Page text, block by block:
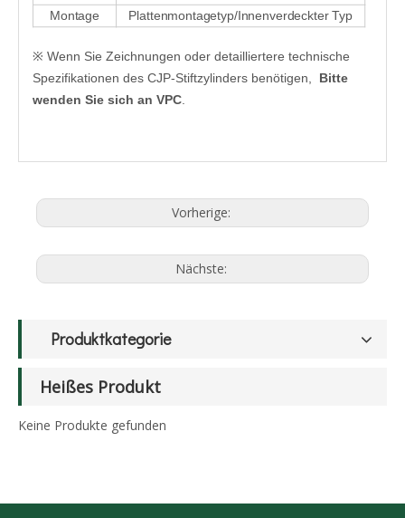
Montage Plattenmontagetyp/Innenverdeckter Typ
※ Wenn Sie Zeichnungen oder detailliertere technische
Spezifikationen des CJP-Stiftzylinders benötigen, Bitte
wenden Sie sich an VPC.
Vorherige:
Nächste:
Produktkategorie
Heißes Produkt
Keine Produkte gefunden